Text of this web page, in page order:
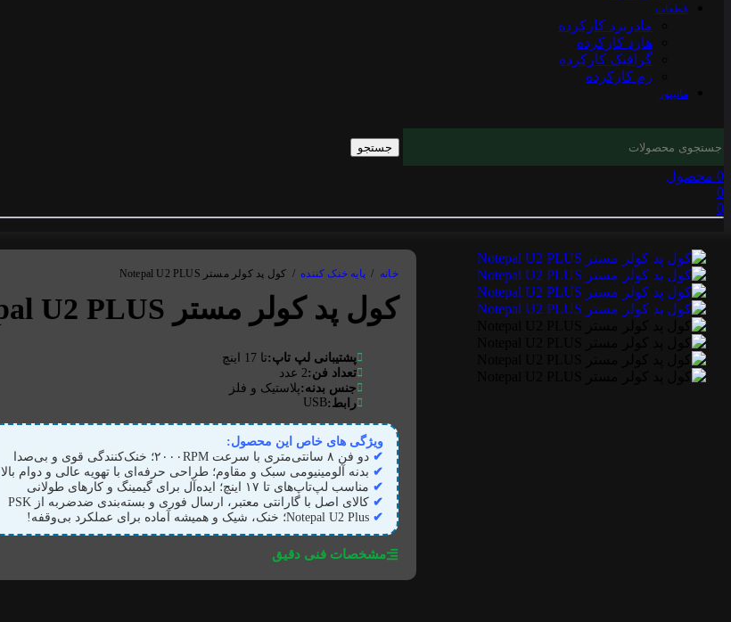
قطعات
مادربرد کارکرده
هارد کارکرده
گرافیک کارکرده
رم کارکرده
مانیتور
جستجو
0 محصول
0
0
خانه / پایه خنک کننده / کول پد کولر مستر Notepal U2 PLUS
کول پد کولر مستر Notepal U2 PLUS
پشتیبانی لپ تاپ:تا 17 اینچ
تعداد فن:2 عدد
جنس بدنه:پلاستیک و فلز
رابط:USB
ویژگی های خاص این محصول:
✔دو فن ۸ سانتی‌متری با سرعت ۲۰۰۰RPM؛ خنک‌کنندگی قوی و بی‌صدا
✔ بدنه آلومینیومی سبک و مقاوم؛ طراحی حرفه‌ای با تهویه عالی و دوام بالا
✔ مناسب لپ‌تاپ‌های تا ۱۷ اینچ؛ ایده‌آل برای گیمینگ و کارهای طولانی
✔کالای اصل با گارانتی معتبر، ارسال فوری و بسته‌بندی ضدضربه از PSK
✔Notepal U2 Plus؛ خنک، شیک و همیشه آماده برای عملکرد بی‌وقفه!
مشخصات فنی دقیق